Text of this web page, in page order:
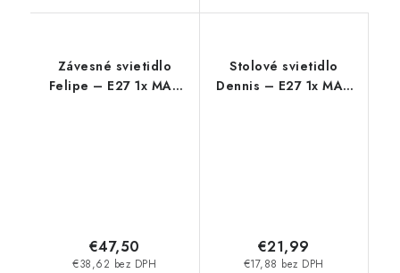
Závesné svietidlo
Felipe – E27 1x MAX
€38,62 bez DPH
€47,50
Stolové svietidlo
Dennis – E27 1x MAX
€17,88 bez DPH
€21,99